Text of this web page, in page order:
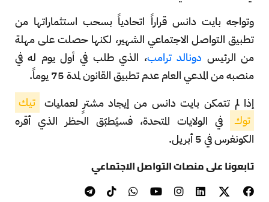
وتواجه بايت دانس قراراً اتحادياً بسحب استثماراتها من
تطبيق التواصل الاجتماعي الشهير، لكنها حصلت على مهلة
من الرئيس دونالد ترامب، الذي طلب في أول يوم له في
منصبه من المدعي العام عدم تطبيق القانون لمدة 75 يوماً.
إذا لم تتمكن بايت دانس من إيجاد مشترٍ لعمليات تيك
توك
في الولايات المتحدة، فسيُطبّق الحظر الذي أقره
الكونغرس في 5 أبريل.
تابعونا على منصات التواصل الاجتماعي